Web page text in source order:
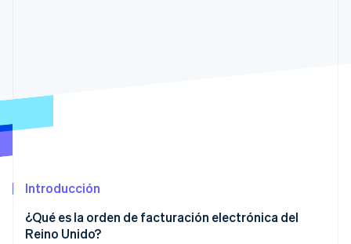
Introducción
¿Qué es la orden de facturación electrónica del
Reino Unido?